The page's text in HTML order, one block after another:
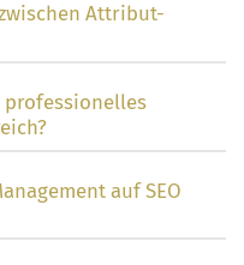
Attribut-
professionelles
auf SEO